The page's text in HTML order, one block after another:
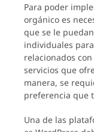
Para poder
orgánico es
que se le
individuales
relacionados
servicios que
manera, se
preferencia que
Una de las